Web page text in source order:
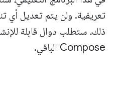
ذلك، ستطلب دوال قابلة
Compose الباقي.